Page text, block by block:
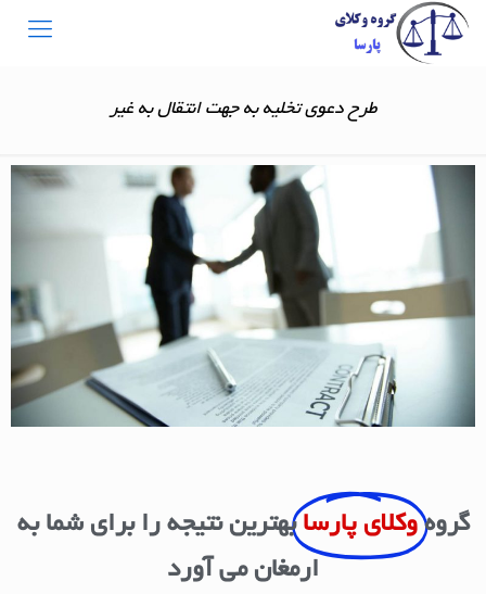
طرح دعوی تخلیه به جهت انتقال به غیر
گروه وکلای پارسا بهترین نتیجه را برای شما به
ارمغان می آورد